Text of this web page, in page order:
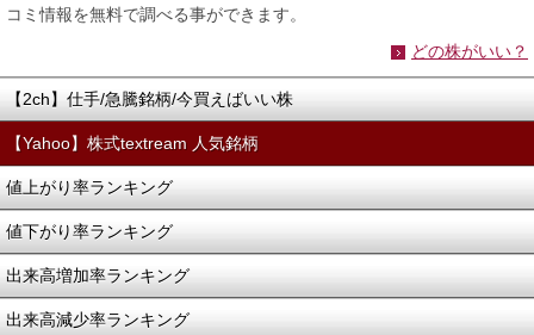
コミ情報を無料で調べる事ができます。
どの株がいい？
【2ch】仕手/急騰銘柄/今買えばいい株
【Yahoo】株式textream 人気銘柄
値上がり率ランキング
値下がり率ランキング
出来高増加率ランキング
出来高減少率ランキング